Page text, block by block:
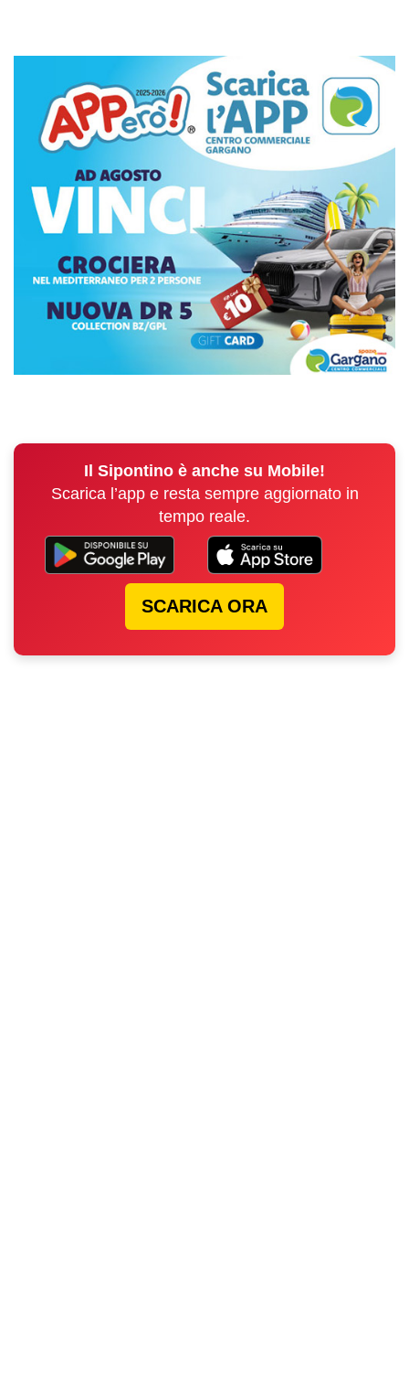
Il Sipontino è anche su Mobile!
Scarica l’app e resta sempre aggiornato in
tempo reale.
SCARICA ORA